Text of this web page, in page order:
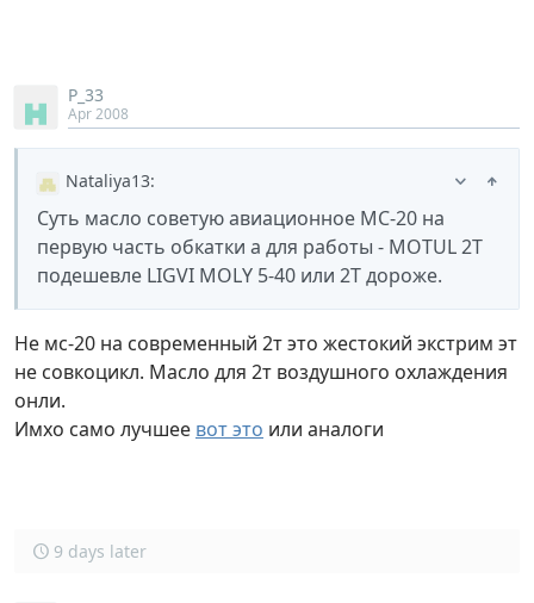
P_33
Apr 2008
Nataliya13:
Суть масло советую авиационное МС-20 на
первую часть обкатки а для работы - MOTUL 2T
подешевле LIGVI MOLY 5-40 или 2T дороже.
Не мс-20 на современный 2т это жестокий экстрим эт
не совкоцикл. Масло для 2т воздушного охлаждения
онли.
Имхо само лучшее вот это или аналоги
9 days later